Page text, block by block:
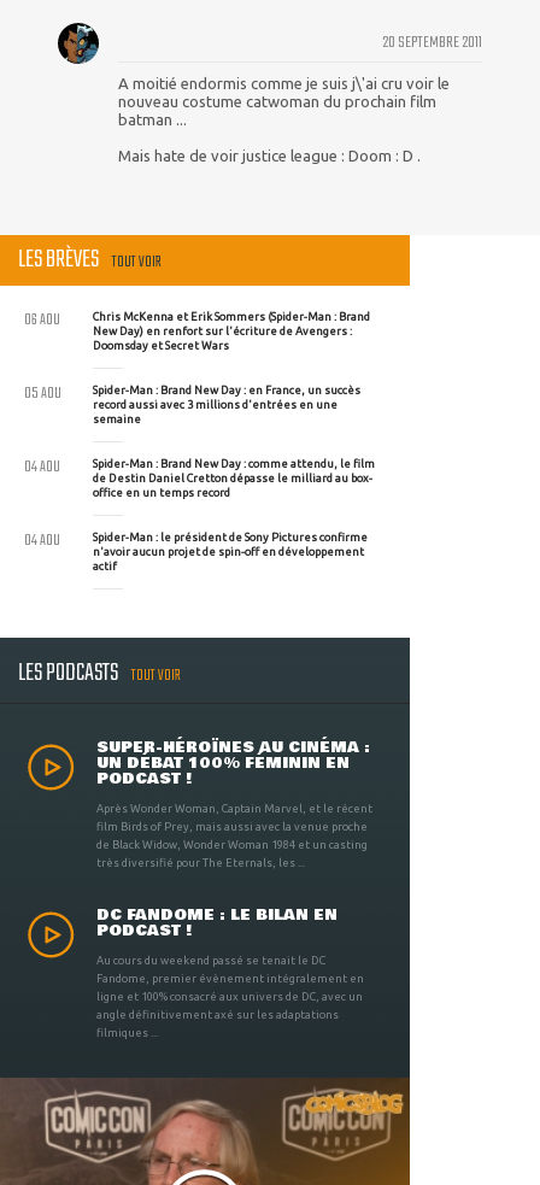
20 SEPTEMBRE 2011
A moitié endormis comme je suis j\'ai cru voir le
nouveau costume catwoman du prochain film
batman ...
Mais hate de voir justice league : Doom : D .
LES BRÈVES TOUT VOIR
Chris McKenna et Erik Sommers (Spider-Man : Brand
New Day) en renfort sur l'écriture de Avengers :
Doomsday et Secret Wars
06 AOU
Spider-Man : Brand New Day : en France, un succès
record aussi avec 3 millions d'entrées en une
semaine
05 AOU
Spider-Man : Brand New Day : comme attendu, le film
de Destin Daniel Cretton dépasse le milliard au box-
office en un temps record
04 AOU
Spider-Man : le président de Sony Pictures confirme
n'avoir aucun projet de spin-off en développement
actif
04 AOU
LES PODCASTS TOUT VOIR
SUPER-HÉROÏNES AU CINÉMA :
UN DÉBAT 100% FÉMININ EN
PODCAST !
Après Wonder Woman, Captain Marvel, et le récent
film Birds of Prey, mais aussi avec la venue proche
de Black Widow, Wonder Woman 1984 et un casting
très diversifié pour The Eternals, les ...
DC FANDOME : LE BILAN EN
PODCAST !
Au cours du weekend passé se tenait le DC
Fandome, premier évènement intégralement en
ligne et 100% consacré aux univers de DC, avec un
angle définitivement axé sur les adaptations
filmiques ...